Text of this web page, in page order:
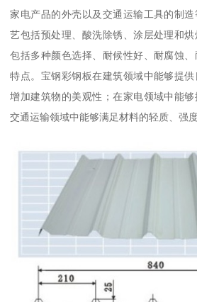
家电产品的外壳以及交通运输工具的制
艺包括预处理、酸洗除锈、涂层处理和
包括多种颜色选择、耐候性好、耐腐蚀
特点。宝钢彩钢板在建筑领域中能够提供
增加建筑物的美观性；在家电领域中能
交通运输领域中能够满足材料的轻质、强